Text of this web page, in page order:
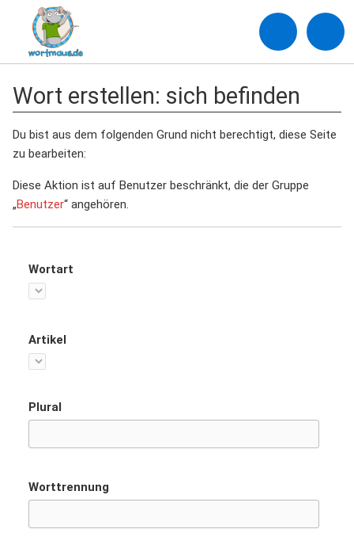
Wort erstellen: sich befinden
Du bist aus dem folgenden Grund nicht berechtigt, diese Seite
zu bearbeiten:
Diese Aktion ist auf Benutzer beschränkt, die der Gruppe
„Benutzer“ angehören.
Wortart
Artikel
Plural
Worttrennung